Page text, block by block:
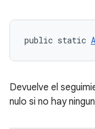
public static
Devuelve el
nulo si no hay